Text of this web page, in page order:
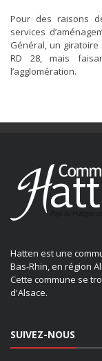
Pour des raisons
services
Général, un
RD 28, mais
l’agglomération.
Hatten est une
Bas-Rhin, en région
Cette commune se
d'Alsace.
SUIVEZ-NOUS